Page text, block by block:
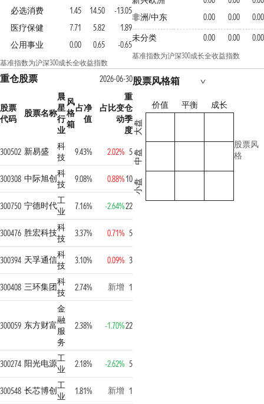
必选消费 1.45 14.50
-13.05
医疗保健
7.71 5.82
1.89
公用事业
0.00 0.65 -0.65
基准指数为沪深300成长全收益指数
非洲/中东
0.00 0.00
0.00
未分类
0.00 0.00 0.00
基准指数为沪深300成长全收益指数
重仓股票 2026-06-30
股票
代码
股票名称
晨
星
行
业
风
格
箱
占净
值
占比变
动
重
仓
季
度
300502 新易盛
科
技
9.43% 2.02% 5
300308 中际旭创科
技
9.08% 0.88%10
300750 宁德时代工
业
7.16% -2.64%22
300476 胜宏科技科
技
3.37% 0.71% 5
300394 天孚通信科
技
3.10% 0.09% 3
300408 三环集团科
技
2.74% 新增 1
300059 东方财富
金
融
服
务
2.38% -1.70%22
300274 阳光电源工
业
2.18% -2.62% 5
300548 长芯博创工
业
1.81% 新增 1
股票风格箱
价值 平衡 成长
大盘
中盘
小盘
股票风
格